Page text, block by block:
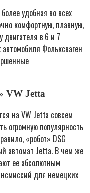
удобная во всех
комфортную, плавную,
двигателя в 6 и 7
Фольксваген
VW Jetta
на VW Jetta совсем
огромную популярность
«робот» DSG
автомат Jetta. В чем же
ее абсолютным
для немецких